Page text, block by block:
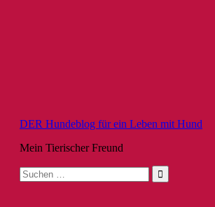
DER Hundeblog für ein Leben mit Hund
Mein Tierischer Freund
Suche
nach: